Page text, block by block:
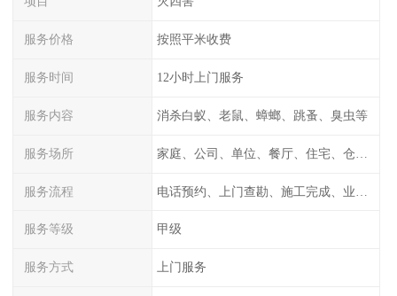
服务价格 按照平米收费
服务时间 12小时上门服务
服务内容 消杀白蚁、老鼠、蟑螂、跳蚤、臭虫等
服务场所
服务流程
服务等级 甲级
服务方式 上门服务